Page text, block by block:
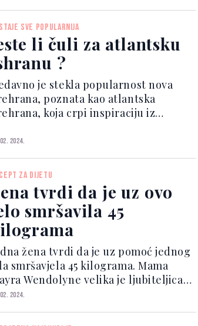
kao i razvijati neugodan
Za prženje...
SVE POPULARNIJA
li čuli za atlantsku
?
je stekla popularnost nova
poznata kao atlantska
koja crpi inspiraciju iz
Ove zemlje se ističu obiljem
namirnica, kako kopnenih
i morskih. Za razliku...
2024.
ZA DIJETU
tvrdi da je uz ovo
smršavila 45
žena tvrdi da je uz pomoć jednog
smršavjela 45 kilograma. Mama
Wendolyne velika je ljubiteljica
koja svoje jednostavne i ukusne
prehrana također može biti
2024.